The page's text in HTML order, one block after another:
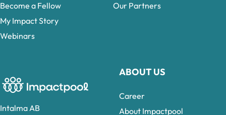
Intalma AB
ABOUT US
Career
About Impactpool
Become a Fellow
My Impact Story
Webinars
Our Partners